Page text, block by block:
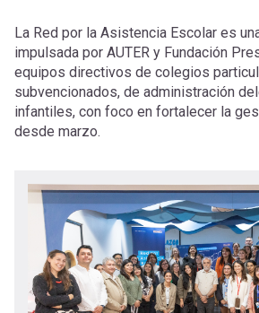
mi
cuenta
[Educarchile
Mobile]
Menú
entrar
sesión
Regístrate
a
la
La Red por la Asistencia Escolar es
impulsada por AUTER y Fundación
equipos directivos de colegios
subvencionados, de administración
infantiles, con foco en fortalecer la
desde marzo.